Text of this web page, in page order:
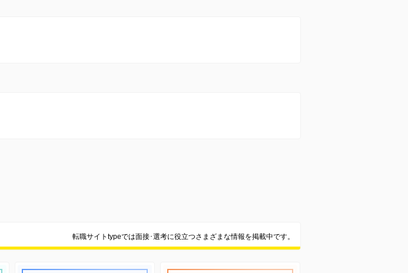
転職サイトtypeでは面接･選考に役立つさまざまな情報を掲載中です。